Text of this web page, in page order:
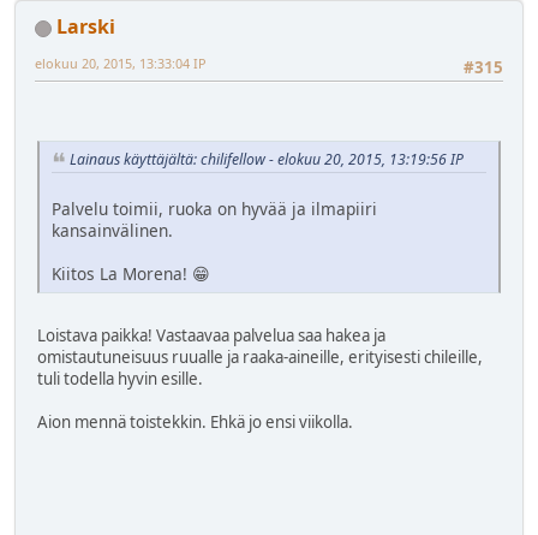
Larski
#315
elokuu 20, 2015, 13:33:04 IP
Lainaus käyttäjältä: chilifellow - elokuu 20, 2015, 13:19:56 IP
Palvelu toimii, ruoka on hyvää ja ilmapiiri
kansainvälinen.
Kiitos La Morena! 😁
Loistava paikka! Vastaavaa palvelua saa hakea ja
omistautuneisuus ruualle ja raaka-aineille, erityisesti chileille,
tuli todella hyvin esille.
Aion mennä toistekkin. Ehkä jo ensi viikolla.